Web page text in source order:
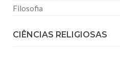
Filosofia
CIÊNCIAS RELIGIOSAS